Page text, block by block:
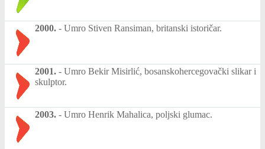
2000. - Umro Stiven Ransiman, britanski istoričar.
2001. - Umro Bekir Misirlić, bosanskohercegovački slikar i
skulptor.
2003. - Umro Henrik Mahalica, poljski glumac.